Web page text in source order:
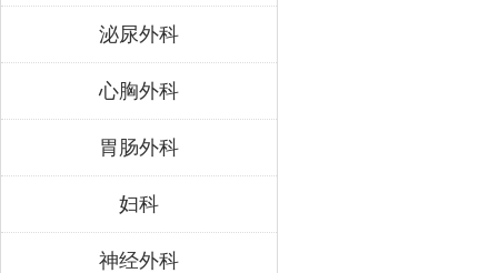
泌尿外科
心胸外科
胃肠外科
妇科
神经外科